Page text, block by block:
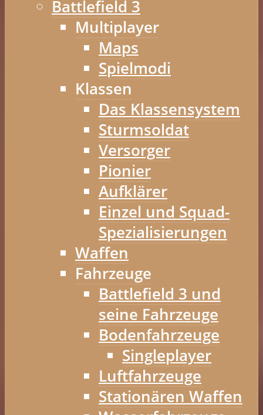
Battlefield 3
Multiplayer
Maps
Spielmodi
Klassen
Das Klassensystem
Sturmsoldat
Versorger
Pionier
Aufklärer
Einzel und Squad-
Spezialisierungen
Waffen
Fahrzeuge
Battlefield 3 und
seine Fahrzeuge
Bodenfahrzeuge
Singleplayer
Luftfahrzeuge
Stationären Waffen